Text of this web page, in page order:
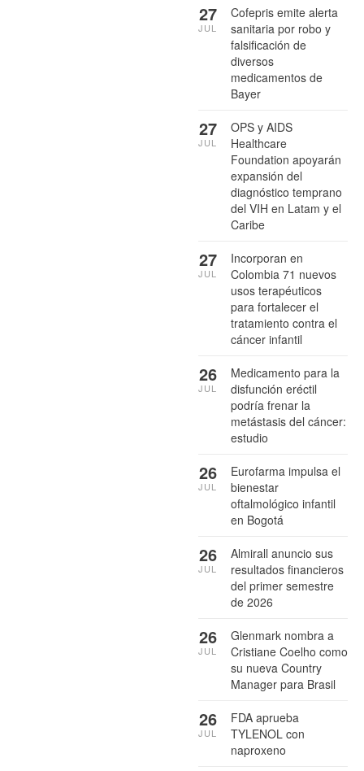
Cofepris emite alerta
sanitaria por robo y
falsificación de
diversos
medicamentos de
Bayer
27
JUL
OPS y AIDS
Healthcare
Foundation apoyarán
expansión del
diagnóstico temprano
del VIH en Latam y el
Caribe
27
JUL
Incorporan en
Colombia 71 nuevos
usos terapéuticos
para fortalecer el
tratamiento contra el
cáncer infantil
27
JUL
Medicamento para la
disfunción eréctil
podría frenar la
metástasis del cáncer:
estudio
26
JUL
Eurofarma impulsa el
bienestar
oftalmológico infantil
en Bogotá
26
JUL
Almirall anuncio sus
resultados financieros
del primer semestre
de 2026
26
JUL
Glenmark nombra a
Cristiane Coelho como
su nueva Country
Manager para Brasil
26
JUL
FDA aprueba
TYLENOL con
naproxeno
26
JUL